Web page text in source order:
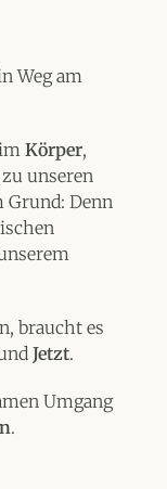
Weg am
Körper,
zu unseren
Grund: Denn
braucht es
Jetzt.
Umgang
.